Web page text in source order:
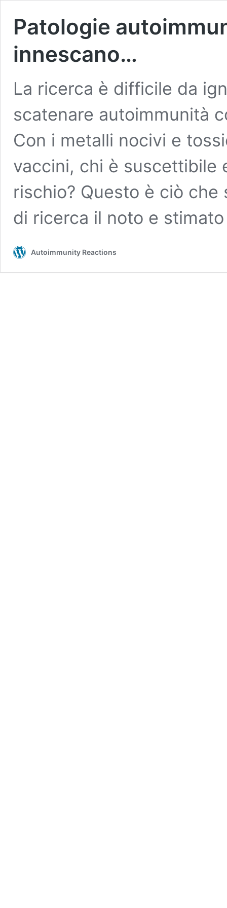
Patologie
innescano…
La ricerca è difficile da
scatenare autoimmunità
Con i metalli nocivi e
vaccini, chi è suscettibile
rischio? Questo è ciò
di ricerca il noto e
Autoimmunity Reactions